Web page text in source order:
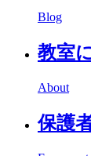
Blog
教室
About
保護